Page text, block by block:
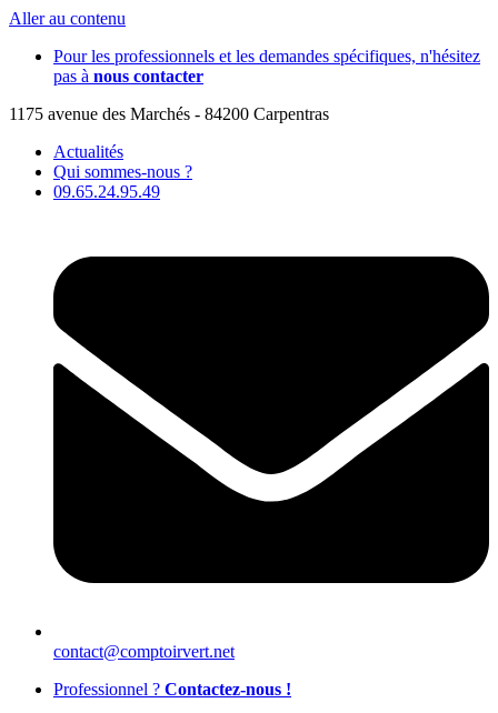
Aller au contenu
Pour les professionnels et les demandes spécifiques, n'hésitez
pas à nous contacter
1175 avenue des Marchés - 84200 Carpentras
Actualités
Qui sommes-nous ?
09.65.24.95.49
contact@comptoirvert.net
Professionnel ? Contactez-nous !